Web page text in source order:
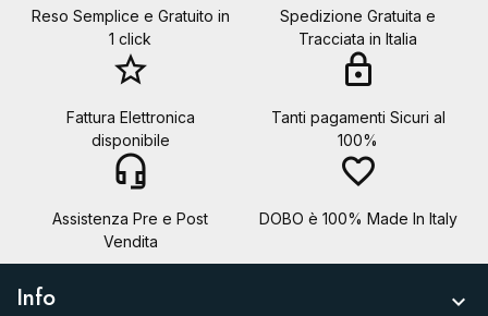
Reso Semplice e Gratuito in
1 click
Spedizione Gratuita e
Tracciata in Italia
star_border
Fattura Elettronica
disponibile
lock
Tanti pagamenti Sicuri al
100%
headset_mic
Assistenza Pre e Post
Vendita
favorite_border
DOBO è 100% Made In Italy
Info 